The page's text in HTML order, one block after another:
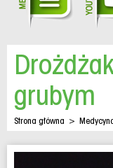
grubym
Strona główna >